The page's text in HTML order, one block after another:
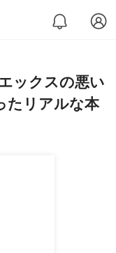
ックスの悪い
たリアルな本